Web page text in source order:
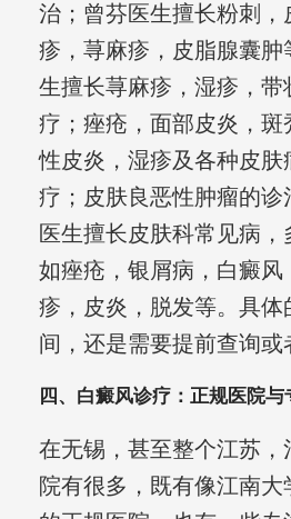
治；曾芬医生擅长粉刺，
疹，荨麻疹，皮脂腺囊肿
生擅长荨麻疹，湿疹，带
疗；痤疮，面部皮炎，斑
性皮炎，湿疹及各种皮肤
疗；皮肤良恶性肿瘤的诊
医生擅长皮肤科常见病，
如痤疮，银屑病，白癜风
疹，皮炎，脱发等。具体
间，还是需要提前查询或
四、白癜风诊疗：正规医院
在无锡，甚至整个江苏，
院有很多，既有像江南